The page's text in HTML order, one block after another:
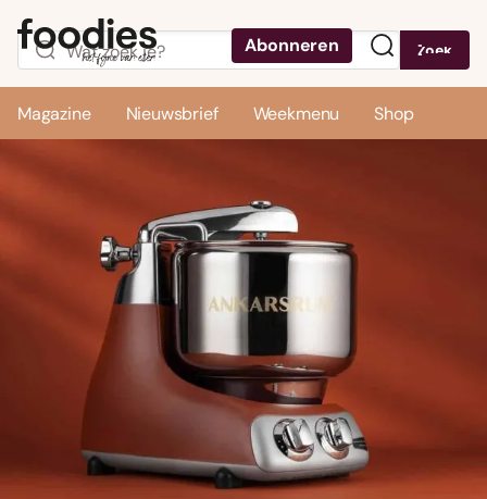
Abonneren Zoek
Magazine Nieuwsbrief Weekmenu Shop